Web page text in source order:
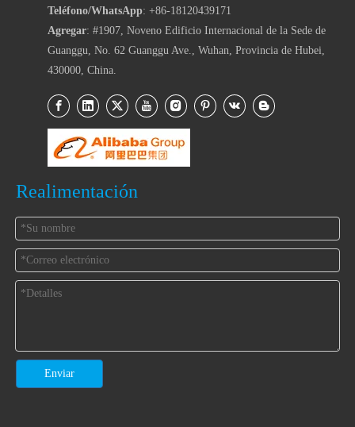
Teléfono/WhatsApp: +86-18120439171
Agregar: #1907, Noveno Edificio Internacional de la Sede de
Guanggu, No. 62 Guanggu Ave., Wuhan, Provincia de Hubei,
430000, China.
Realimentación
Enviar